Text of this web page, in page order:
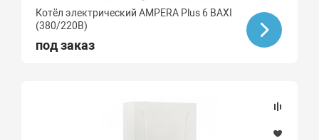
Котёл электрический AMPERA Plus 6 BAXI
(380/220В)
под заказ